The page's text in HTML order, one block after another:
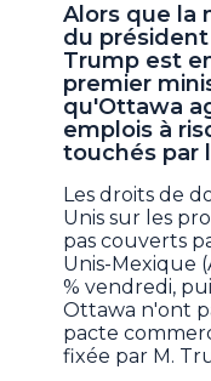
Alors que la
du
Trump est
premier
qu'Ottawa
emplois à
touchés par
Les droits de
Unis sur les
pas couverts
Unis-Mexique
% vendredi,
Ottawa n'ont
pacte
fixée par M.